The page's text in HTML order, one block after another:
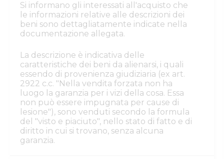
Si informano gli interessati all'acquisto che
le informazioni relative alle descrizioni dei
beni sono dettagliatamente indicate nella
documentazione allegata.
La descrizione è indicativa delle
caratteristiche dei beni da alienarsi, i quali
essendo di provenienza giudiziaria (ex art.
2922 c.c. "Nella vendita forzata non ha
luogo la garanzia per i vizi della cosa. Essa
non può essere impugnata per cause di
lesione"), sono venduti secondo la formula
del "visto e piaciuto", nello stato di fatto e di
diritto in cui si trovano, senza alcuna
garanzia.